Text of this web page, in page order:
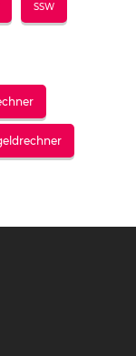
SSW